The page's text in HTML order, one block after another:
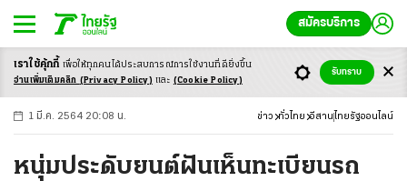
สมัครบริการ
-ก ก ก+
1 มี.ค. 2564 20:08 น. ข่าว ทั่วไทย อีสาน ไทยรัฐออนไลน์
หนุ่มประดับยนต์ฝันเห็นทะเบียนรถ
เราใช้คุ้กกี้ เพื่อให้ทุกคนได้ประสบการณ์การใช้งานที่ดียิ่งขึ้น
อ่านเพิ่มเติมคลิก (Privacy Policy) และ (Cookie Policy)
รับทราบ